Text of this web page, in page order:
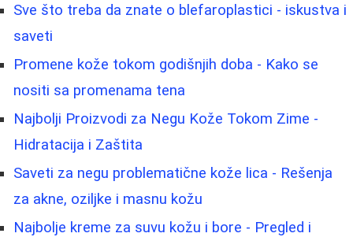
Sve što treba da znate o blefaroplastici - iskustva i
saveti
Promene kože tokom godišnjih doba - Kako se
nositi sa promenama tena
Najbolji Proizvodi za Negu Kože Tokom Zime -
Hidratacija i Zaštita
Saveti za negu problematične kože lica - Rešenja
za akne, oziljke i masnu kožu
Najbolje kreme za suvu kožu i bore - Pregled i